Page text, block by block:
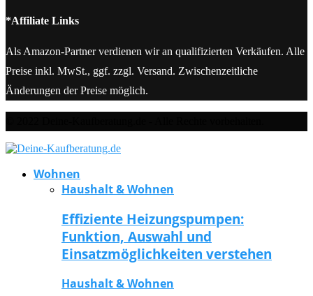
*Affiliate Links
Als Amazon-Partner verdienen wir an qualifizierten Verkäufen. Alle
Preise inkl. MwSt., ggf. zzgl. Versand. Zwischenzeitliche
Änderungen der Preise möglich.
Wohnen
Haushalt & Wohnen
Effiziente Heizungspumpen:
Funktion, Auswahl und
Einsatzmöglichkeiten verstehen
Haushalt & Wohnen